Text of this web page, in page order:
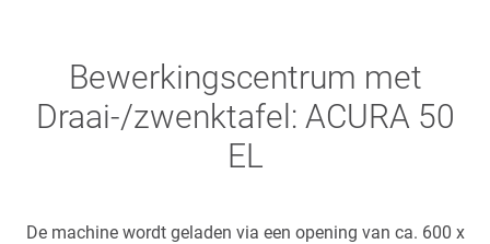
Bewerkingscentrum met
Draai-/zwenktafel: ACURA 50
EL
De machine wordt geladen via een opening van ca. 600 x